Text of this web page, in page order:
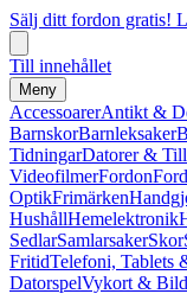
Sälj ditt fordon gratis!
Till innehållet
Meny
AccessoarerAntikt &
BarnskorBarnleksaker
TidningarDatorer &
VideofilmerFordon
OptikFrimärken
HushållHemelektronik
SedlarSamlarsakerSkor
FritidTelefoni, Tablets
DatorspelVykort &